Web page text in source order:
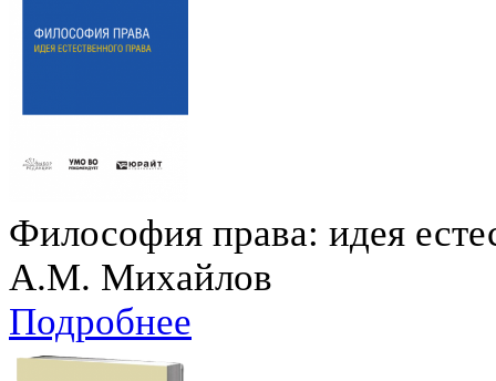
Философия права: идея
А.М. Михайлов
Подробнее